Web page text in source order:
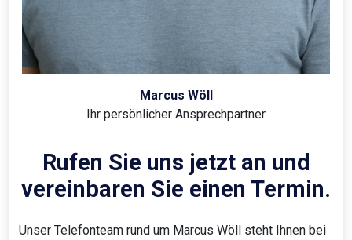
Marcus Wöll
Ihr persönlicher Ansprechpartner
Rufen Sie uns jetzt an und
vereinbaren Sie einen Termin.
Unser Telefonteam rund um Marcus Wöll steht Ihnen bei